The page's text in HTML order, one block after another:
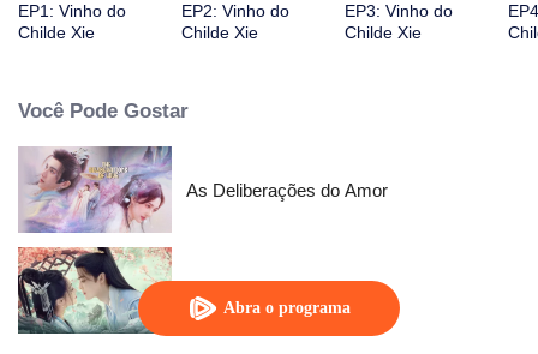
Abra o programa
EP1: Vinho do
Childe Xie
EP2: Vinho do
Childe Xie
EP3: Vinho do
Childe Xie
Você Pode Gostar
As Deliberações do Amor